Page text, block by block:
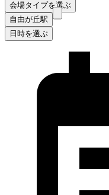
会場タイプを選ぶ
自由が丘駅
日時を選ぶ